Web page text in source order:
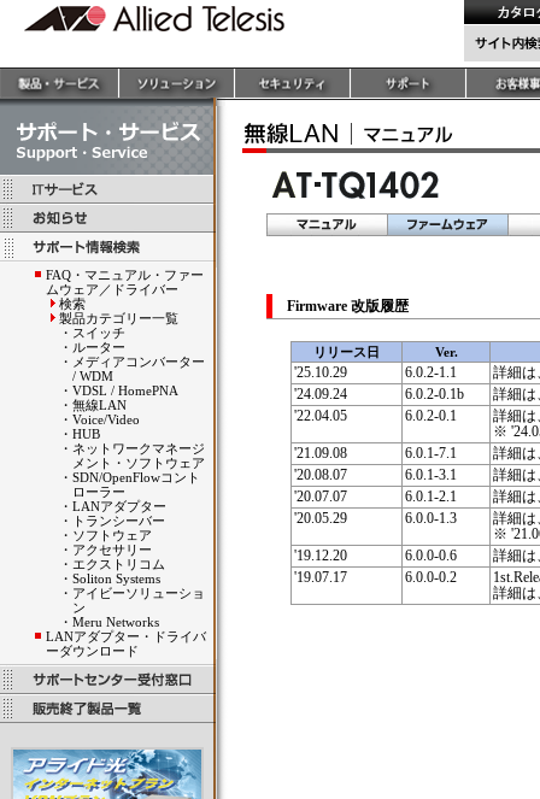
FAQ・マニュアル・ファー
ムウェア／ドライバー
検索
製品カテゴリー一覧
・ スイッチ
・ ルーター
・ メディアコンバーター
/ WDM
・ VDSL / HomePNA
・ 無線LAN
・ Voice/Video
・ HUB
・ ネットワークマネージ
メント・ソフトウェア
・ SDN/OpenFlowコント
ローラー
・ LANアダプター
・
トランシーバー
・ ソフトウェア
・ アクセサリー
・ エクストリコム
・ Soliton Systems
・ アイビーソリューショ
ン
・ Meru Networks
LANアダプター・ドライバ
ーダウンロード
Firmware 改版履歴
リリース日 Ver.
'25.10.29 6.0.2-1.1
詳細は
'24.09.24
6.0.2-0.1b
詳細は
'22.04.05
6.0.2-0.1
詳細は
※
'21.09.08
6.0.1-7.1
詳細は
'20.08.07
6.0.1-3.1
詳細は
'20.07.07
6.0.1-2.1
詳細は
'20.05.29
6.0.0-1.3
詳細は
※
'19.12.20
6.0.0-0.6
詳細は
'19.07.17
6.0.0-0.2
詳細は